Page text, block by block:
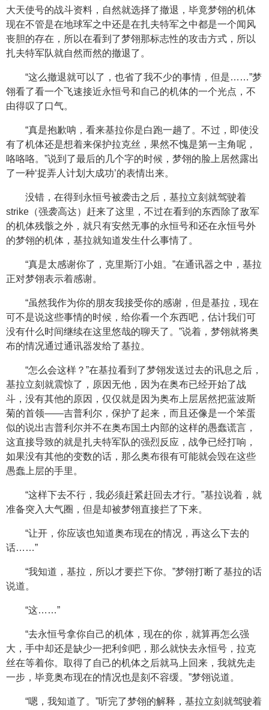
大天使号的战斗资料，自然就选择了撤退，毕竟梦翎的机体
现在不管是在地球军之中还是在扎夫特军之中都是一个闻风
丧胆的存在，所以在看到了梦翎那标志性的攻击方式，所以
扎夫特军队就自然而然的撤退了。
“这么撤退就可以了，也省了我不少的事情，但是……”梦
翎看了看一个飞速接近永恒号和自己的机体的一个光点，不
由得叹了口气。
“真是抱歉呐，看来基拉你是白跑一趟了。不过，即使没
有了机体还是想着来保护拉克丝，果然不愧是第一主角呢，
咯咯咯。”说到了最后的几个字的时候，梦翎的脸上居然露出
了一种‘捉弄人计划大成功’的表情出来。
没错，在得到永恒号被袭击之后，基拉立刻就驾驶着
strike（强袭高达）赶来了这里，不过在看到的东西除了敌军
的机体残骸之外，就只有安然无事的永恒号和还在永恒号外
的梦翎的机体，基拉就知道发生什么事情了。
“真是太感谢你了，克里斯汀小姐。”在通讯器之中，基拉
正对梦翎表示着感谢。
“虽然我作为你的朋友我接受你的感谢，但是基拉，现在
可不是说这些事情的时候，给你看一个东西吧，估计我们可
没有什么时间继续在这里悠哉的聊天了。”说着，梦翎就将奥
布的情况通过通讯器发给了基拉。
“怎么会这样？”在基拉看到了梦翎发送过去的讯息之后，
基拉立刻就震惊了，原因无他，因为在奥布已经开始了战
斗，没有其他的原因，仅仅就是因为奥布上层居然把蓝波斯
菊的首领——吉普利尔，保护了起来，而且还像是一个笨蛋
似的说出吉普利尔并不在奥布国土内部的这样的愚蠢谎言，
这直接导致的就是扎夫特军队的强烈反应，战争已经打响，
如果没有其他的变数的话，那么奥布很有可能就会毁在这些
愚蠢上层的手里。
“这样下去不行，我必须赶紧赶回去才行。”基拉说着，就
准备突入大气圈，但是却被梦翎直接拦了下来。
“让开，你应该也知道奥布现在的情况，再这么下去的
话……”
“我知道，基拉，所以才要拦下你。”梦翎打断了基拉的话
说道。
“这……”
“去永恒号拿你自己的机体，现在的你，就算再怎么强
大，手中却还是缺少一把利剑吧，那么就快去永恒号，拉克
丝在等着你。取得了自己的机体之后就马上回来，我就先走
一步，毕竟奥布现在的情况也是刻不容缓。”梦翎说道。
“嗯，我知道了。”听完了梦翎的解释，基拉立刻就驾驶着